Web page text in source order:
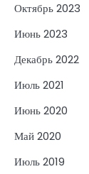
Октябрь 2023
Июнь 2023
Декабрь 2022
Июль 2021
Июнь 2020
Май 2020
Июль 2019